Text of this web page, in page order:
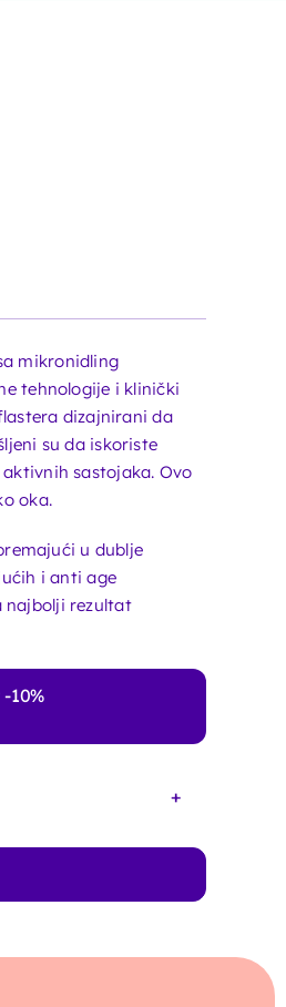
mikronidling
tehnologije i klinički
dizajnirani da
su da iskoriste
sastojaka. Ovo
oka.
u dublje
i anti age
najbolji rezultat
10%